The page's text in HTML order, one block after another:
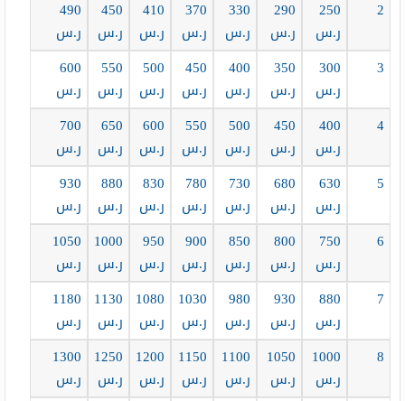
2
250
ر.س
290
ر.س
330
ر.س
370
ر.س
410
ر.س
450
ر.س
490
ر.س
3
300
ر.س
350
ر.س
400
ر.س
450
ر.س
500
ر.س
550
ر.س
600
ر.س
4
400
ر.س
450
ر.س
500
ر.س
550
ر.س
600
ر.س
650
ر.س
700
ر.س
5
630
ر.س
680
ر.س
730
ر.س
780
ر.س
830
ر.س
880
ر.س
930
ر.س
6
750
ر.س
800
ر.س
850
ر.س
900
ر.س
950
ر.س
1000
ر.س
1050
ر.س
7
880
ر.س
930
ر.س
980
ر.س
1030
ر.س
1080
ر.س
1130
ر.س
1180
ر.س
8
1000
ر.س
1050
ر.س
1100
ر.س
1150
ر.س
1200
ر.س
1250
ر.س
1300
ر.س